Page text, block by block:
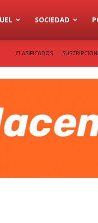
SOCIEDAD
CLASIFICADOS